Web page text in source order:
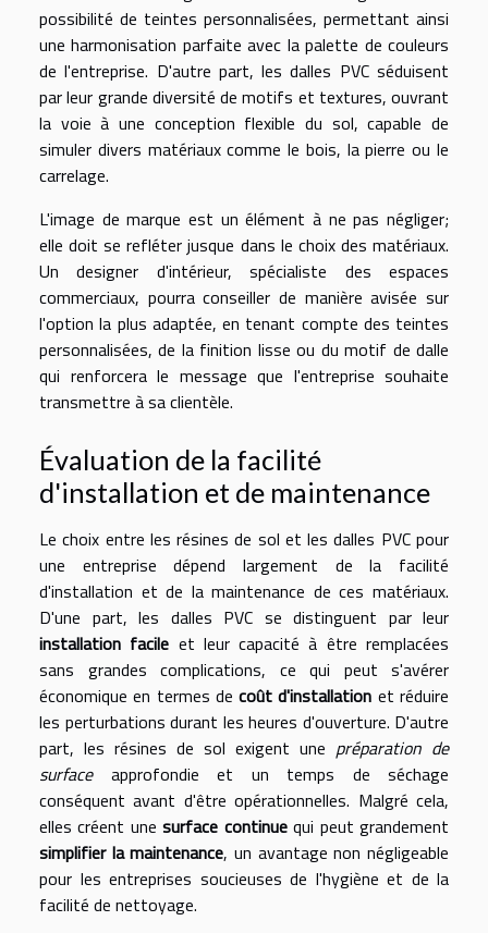
possibilité de teintes personnalisées, permettant ainsi
une harmonisation parfaite avec la palette de couleurs
de l'entreprise. D'autre part, les dalles PVC séduisent
par leur grande diversité de motifs et textures, ouvrant
la voie à une conception flexible du sol, capable de
simuler divers matériaux comme le bois, la pierre ou le
carrelage.
L'image de marque est un élément à ne pas négliger;
elle doit se refléter jusque dans le choix des matériaux.
Un designer d'intérieur, spécialiste des espaces
commerciaux, pourra conseiller de manière avisée sur
l'option la plus adaptée, en tenant compte des teintes
personnalisées, de la finition lisse ou du motif de dalle
qui renforcera le message que l'entreprise souhaite
transmettre à sa clientèle.
Évaluation de la facilité
d'installation et de maintenance
Le choix entre les résines de sol et les dalles PVC pour
une entreprise dépend largement de la facilité
d'installation et de la maintenance de ces matériaux.
D'une part, les dalles PVC se distinguent par leur
installation facile et leur capacité à être remplacées
sans grandes complications, ce qui peut s'avérer
économique en termes decoût d'installation et réduire
les perturbations durant les heures d'ouverture. D'autre
part, les résines de sol exigent une préparation de
surfaceapprofondie et un temps de séchage
conséquent avant d'être opérationnelles. Malgré cela,
elles créent unesurface continuequi peut grandement
simplifier la maintenance, un avantage non négligeable
pour les entreprises soucieuses de l'hygiène et de la
facilité de nettoyage.